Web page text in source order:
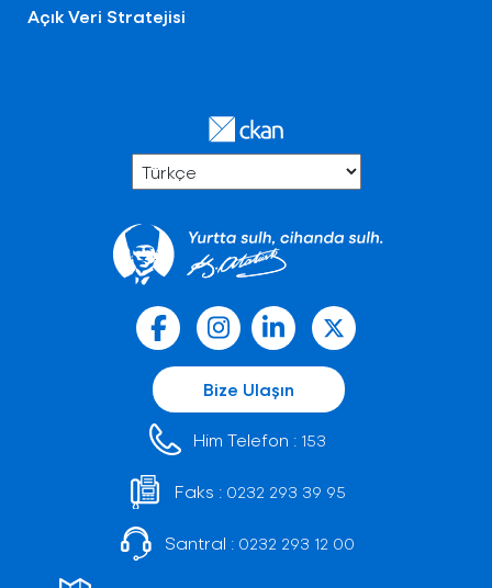
Açık Veri Stratejisi
Bize Ulaşın
Him Telefon : 153
Faks : 0232 293 39 95
Santral : 0232 293 12 00